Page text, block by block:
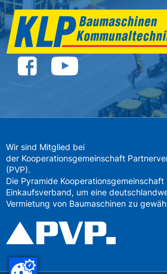
Wir sind Mitglied bei
der Kooperationsgemeinschaft
(PVP).
Die Pyramide
Einkaufsverband, um eine
Vermietung von Baumaschinen zu